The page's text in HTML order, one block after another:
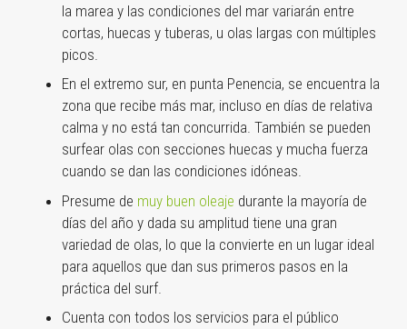
la marea y las condiciones del mar variarán entre
cortas, huecas y tuberas, u olas largas con múltiples
picos.
En el extremo sur, en punta Penencia, se encuentra la
zona que recibe más mar, incluso en días de relativa
calma y no está tan concurrida. También se pueden
surfear olas con secciones huecas y mucha fuerza
cuando se dan las condiciones idóneas.
Presume de muy buen oleaje durante la mayoría de
días del año y dada su amplitud tiene una gran
variedad de olas, lo que la convierte en un lugar ideal
para aquellos que dan sus primeros pasos en la
práctica del surf.
Cuenta con todos los servicios para el público